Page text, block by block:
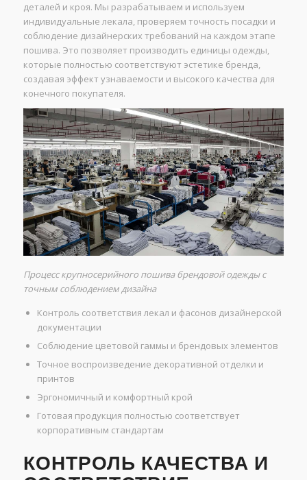
деталей и кроя. Мы разрабатываем и используем
индивидуальные лекала, проверяем точность посадки и
соблюдение дизайнерских требований на каждом этапе
пошива. Это позволяет производить единицы одежды,
которые полностью соответствуют эстетике бренда,
создавая эффект узнаваемости и высокого качества для
конечного покупателя.
Процесс крупносерийного пошива брендовой одежды с
точным соблюдением дизайна
Контроль соответствия лекал и фасонов дизайнерской
документации
Соблюдение цветовой гаммы и брендовых элементов
Точное воспроизведение декоративной отделки и
принтов
Эргономичный и комфортный крой
Готовая продукция полностью соответствует
корпоративным стандартам
КОНТРОЛЬ КАЧЕСТВА И